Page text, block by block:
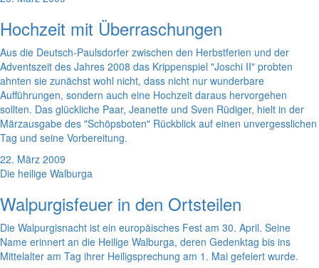
Hochzeit mit Überraschungen
Aus die Deutsch-Paulsdorfer zwischen den Herbstferien und der
Adventszeit des Jahres 2008 das Krippenspiel "Joschi II" probten
ahnten sie zunächst wohl nicht, dass nicht nur wunderbare
Aufführungen, sondern auch eine Hochzeit daraus hervorgehen
sollten. Das glückliche Paar, Jeanette und Sven Rüdiger, hielt in der
Märzausgabe des "Schöpsboten" Rückblick auf einen unvergesslichen
Tag und seine Vorbereitung.
22. März 2009
Die heilige Walburga
Walpurgisfeuer in den Ortsteilen
Die Walpurgisnacht ist ein europäisches Fest am 30. April. Seine
Name erinnert an die Heilige Walburga, deren Gedenktag bis ins
Mittelalter am Tag ihrer Heiligsprechung am 1. Mai gefeiert wurde.